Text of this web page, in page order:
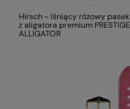
Hirsch - lśniący różowy pasek
z aligatora premium PRESTIGE
ALLIGATOR